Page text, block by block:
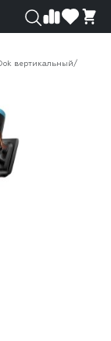
вертикальный/